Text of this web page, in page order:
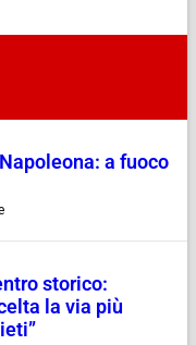
a fuoco
storico:
la via più